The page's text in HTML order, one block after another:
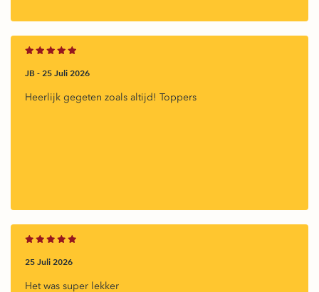
JB - 25 Juli 2026
Heerlijk gegeten zoals altijd! Toppers
25 Juli 2026
Het was super lekker